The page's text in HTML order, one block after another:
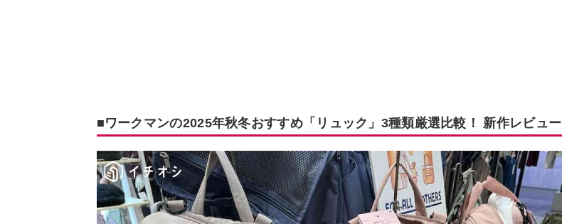
■ワークマンの2025年秋冬おすすめ「リュック」3種類厳選比較！ 新作レビュー